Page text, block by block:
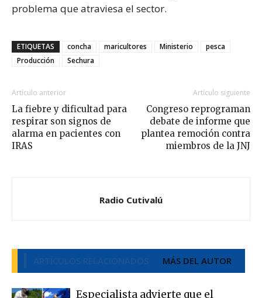
problema que atraviesa el sector.
ETIQUETAS concha maricultores Ministerio
pesca
Producción
Sechura
Artículo anterior
La fiebre y dificultad para
respirar son signos de
alarma en pacientes con
IRAS
Artículo siguiente
Congreso reprograman
debate de informe que
plantea remoción contra
miembros de la JNJ
Radio Cutivalú
ARTÍCULOS RELACIONADOS MÁS DEL AUTOR
Especialista advierte que el